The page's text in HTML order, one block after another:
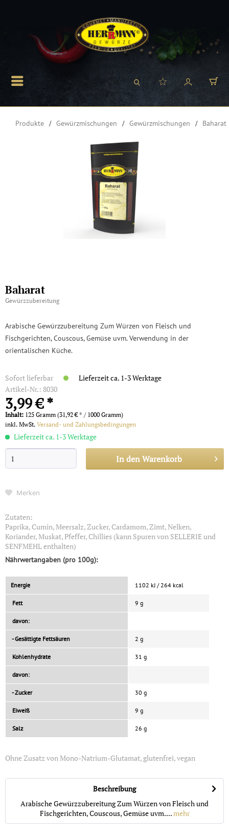
Produkte Gewürzmischungen Gewürzmischungen Baharat
Baharat
Gewürzzubereitung
Arabische Gewürzzubereitung Zum Würzen von Fleisch und
Fischgerichten, Couscous, Gemüse uvm. Verwendung in der
orientalischen Küche.
Sofort lieferbar
Lieferzeit ca. 1-3 Werktage
Artikel-Nr.: 8030
3,99 € *
Inhalt: 125 Gramm (31,92 € * / 1000 Gramm)
inkl. MwSt. Versand- und Zahlungsbedingungen
Lieferzeit ca. 1-3 Werktage
In denWarenkorb
Merken
Zutaten:
Paprika, Cumin, Meersalz, Zucker, Cardamom, Zimt, Nelken,
Koriander, Muskat, Pfeffer, Chillies (kann Spuren von SELLERIE und
SENFMEHL enthalten)
Nährwertangaben (pro 100g):
Energie 1102 kJ / 264 kcal
Fett 9 g
davon:
- Gesättigte Fettsäuren 2 g
Kohlenhydrate 31 g
davon:
- Zucker 30 g
Eiweiß 9 g
Salz 26 g
Ohne Zusatz von Mono-Natrium-Glutamat, glutenfrei, vegan
Beschreibung
Arabische Gewürzzubereitung Zum Würzen von Fleisch und
Fischgerichten, Couscous, Gemüse uvm....mehr